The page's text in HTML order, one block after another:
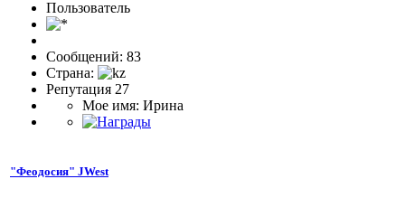
Пользовaтeль
Сообщений: 83
Страна:
Репутация 27
Мое имя: Ирина
"Феодосия" JWest